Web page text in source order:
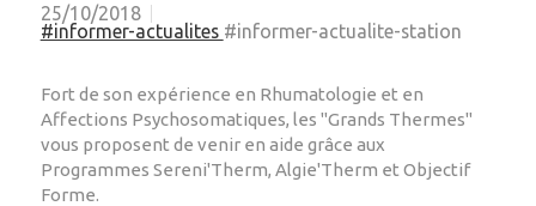
25/10/2018
#informer-actualites #informer-actualite-station
Fort de son expérience en Rhumatologie et en
Affections Psychosomatiques, les "Grands Thermes"
vous proposent de venir en aide grâce aux
Programmes Sereni'Therm, Algie'Therm et Objectif
Forme.